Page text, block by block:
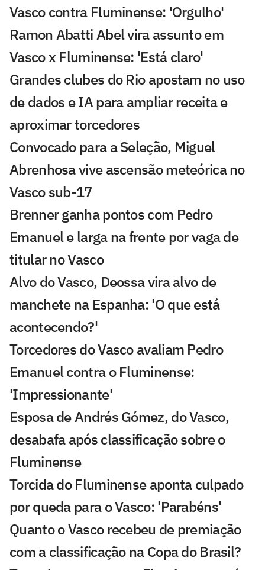
Vasco contra Fluminense: 'Orgulho'
Ramon Abatti Abel vira assunto em
Vasco x Fluminense: 'Está claro'
Grandes clubes do Rio apostam no uso
de dados e IA para ampliar receita e
aproximar torcedores
Convocado para a Seleção, Miguel
Abrenhosa vive ascensão meteórica no
Vasco sub-17
Brenner ganha pontos com Pedro
Emanuel e larga na frente por vaga de
titular no Vasco
Alvo do Vasco, Deossa vira alvo de
manchete na Espanha: 'O que está
acontecendo?'
Torcedores do Vasco avaliam Pedro
Emanuel contra o Fluminense:
'Impressionante'
Esposa de Andrés Gómez, do Vasco,
desabafa após classificação sobre o
Fluminense
Torcida do Fluminense aponta culpado
por queda para o Vasco: 'Parabéns'
Quanto o Vasco recebeu de premiação
com a classificação na Copa do Brasil?